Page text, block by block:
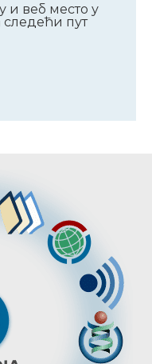
и веб место у
следећи пут